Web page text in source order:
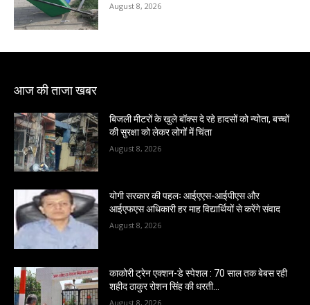
August 8, 2026
आज की ताजा खबर
बिजली मीटरों के खुले बॉक्स दे रहे हादसों को न्योता, बच्चों
की सुरक्षा को लेकर लोगों में चिंता
August 8, 2026
योगी सरकार की पहलः आईएएस-आईपीएस और
आईएफएस अधिकारी हर माह विद्यार्थियों से करेंगे संवाद
August 8, 2026
काकोरी ट्रेन एक्शन-डे स्पेशल : 70 साल तक बेबस रही
शहीद ठाकुर रोशन सिंह की धरती…
August 8, 2026